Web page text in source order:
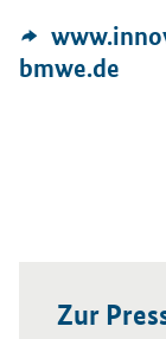
Externer
Link:
bmwe.de
Zur